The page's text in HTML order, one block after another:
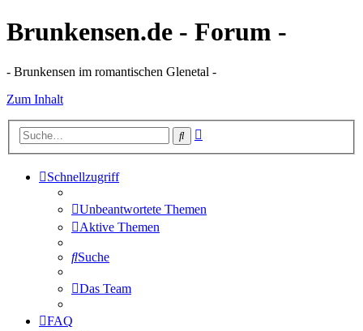
Brunkensen.de - Forum -
- Brunkensen im romantischen Glenetal -
Zum Inhalt
Suche
Schnellzugriff
Unbeantwortete Themen
Aktive Themen
Suche
Das Team
FAQ